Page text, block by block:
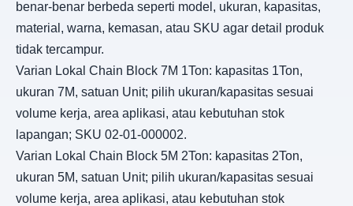
benar-benar berbeda seperti model, ukuran, kapasitas,
material, warna, kemasan, atau SKU agar detail produk
tidak tercampur.
Varian Lokal Chain Block 7M 1Ton: kapasitas 1Ton,
ukuran 7M, satuan Unit; pilih ukuran/kapasitas sesuai
volume kerja, area aplikasi, atau kebutuhan stok
lapangan; SKU 02-01-000002.
Varian Lokal Chain Block 5M 2Ton: kapasitas 2Ton,
ukuran 5M, satuan Unit; pilih ukuran/kapasitas sesuai
volume kerja, area aplikasi, atau kebutuhan stok